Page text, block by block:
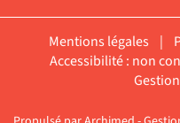
Mentions légales |
Accessibilité : non